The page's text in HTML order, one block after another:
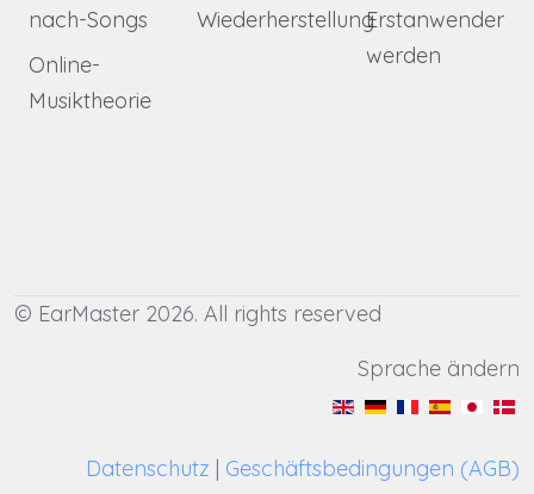
nach-Songs
Online-
Musiktheorie
WiederherstellungErstanwender
werden
© EarMaster 2026. All rights reserved
Sprache ändern
Datenschutz | Geschäftsbedingungen (AGB)